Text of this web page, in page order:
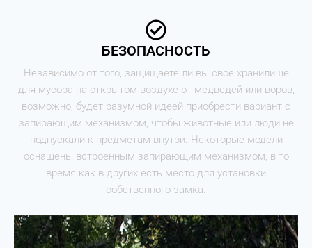
БЕЗОПАСНОСТЬ
Независимо от того, защищаете ли вы свое хранилище
для мусора на открытом воздухе от медведей или воров,
возможно, будет разумной идеей приобрести вариант с
запирающим механизмом, чтобы животные или люди не
подпускали к предметам внутри. Некоторые модели
оснащены встроенным запирающим механизмом, в то
время как в других есть место для установки
собственного замка.